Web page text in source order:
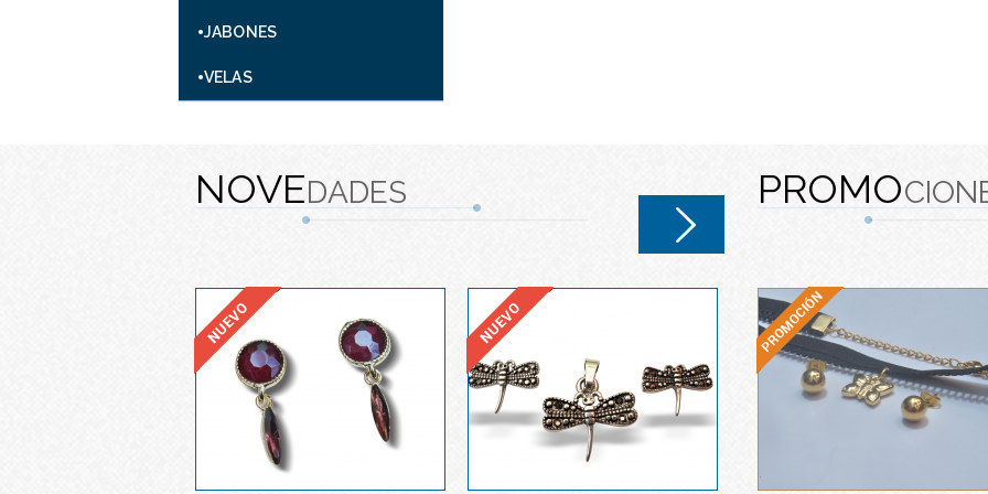
JABONES
VELAS
NOVEDADES PROMO